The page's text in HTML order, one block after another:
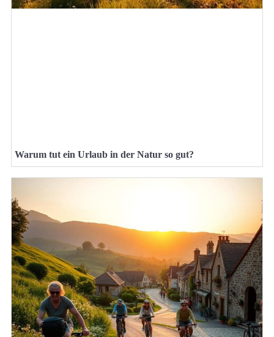
Warum tut ein Urlaub in der Natur so gut?